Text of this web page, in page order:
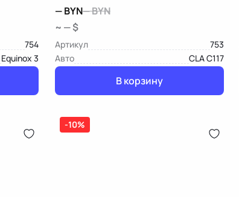
754
Equinox 3
—BYN—BYN
~ — $
Артикул
753
Авто
CLA C117
В корзину
-10%